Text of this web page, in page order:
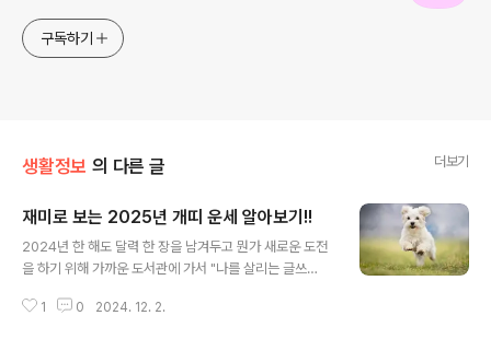
구독하기
생활정보 의 다른 글 더보기
재미로 보는 2025년 개띠 운세 알아보기!!
2024년 한 해도 달력 한 장을 남겨두고 뭔가 새로운 도전
을 하기 위해 가까운 도서관에 가서 "나를 살리는 글쓰
으리라는 계획을 세우고 집으로 돌아왔습니다.도서관에서
1 0 2024. 12. 2.